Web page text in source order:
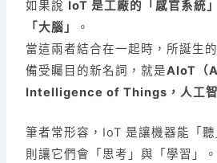
如果說 IoT 是工廠的「感官系統」
「大腦」
。
當這兩者結合在一起時，所誕生
備受矚目的新名詞，就是AIoT（
Intelligence of Things，人工智
筆者常形容，IoT 是讓機器能「
則讓它們會「思考」與「學習」